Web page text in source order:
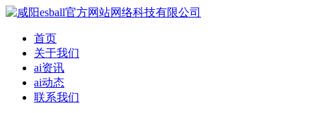
首页
关于我们
ai资讯
ai动态
联系我们